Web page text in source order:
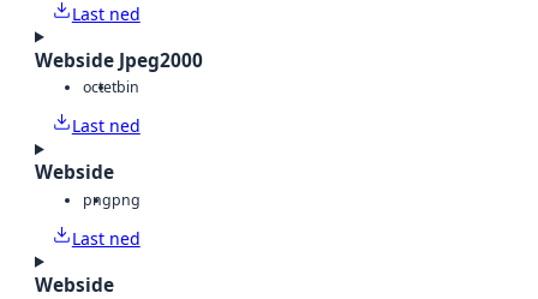
Last ned
Webside Jpeg2000
octetbin
Last ned
Webside
pngpng
Last ned
Webside